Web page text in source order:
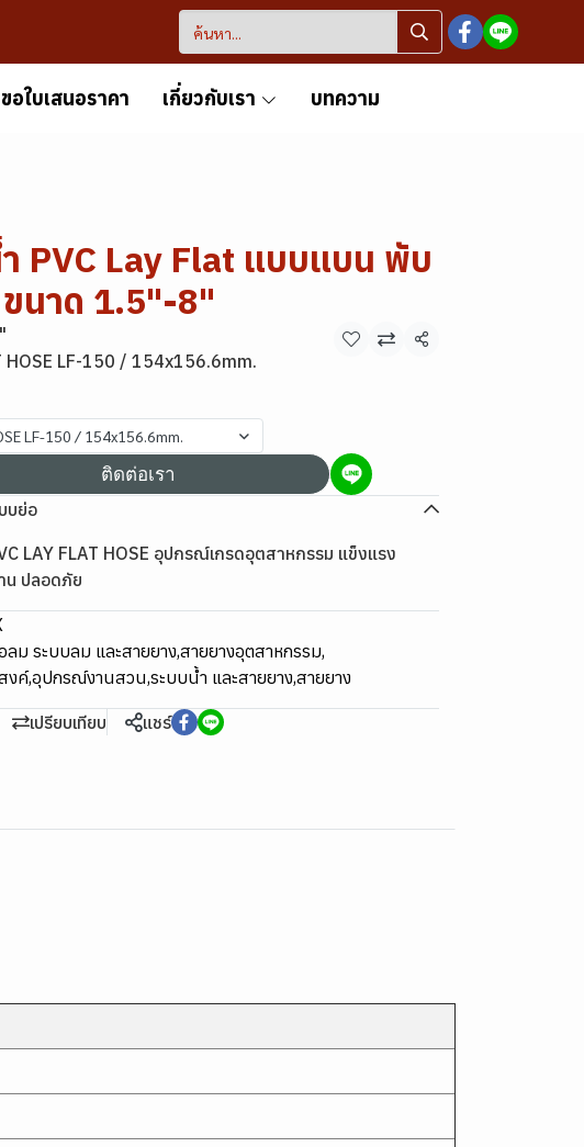
ขอใบเสนอราคา เกี่ยวกับเรา บทความ
PVC Lay Flat แบบแบน พับ
ขนาด 1.5"-8"
HOSE LF-150 / 154x156.6mm.
แชร์
LF-150 / 154x156.6mm.
ติดต่อเรา
บย่อ
LAY FLAT HOSE อุปกรณ์เกรดอุตสาหกรรม แข็งแรง
น ปลอดภัย
ลม ระบบลม และสายยาง,สายยางอุตสาหกรรม,
งค์,อุปกรณ์งานสวน,ระบบน้ำ และสายยาง,สายยาง
เปรียบเทียบ แชร์